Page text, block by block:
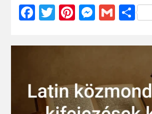
Facebook
Twitter
Pinterest